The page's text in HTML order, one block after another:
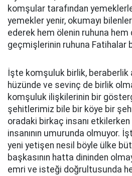
komşular tarafından
yemekler yenir, okumayı
ederek hem ölenin ruhuna hem
geçmişlerinin ruhuna Fatihalar
İşte komşuluk birlik, beraberlik
hüzünde ve sevinç de birlik
komşuluk ilişkilerinin bir
şehitlerimiz bile bir köye bir
oradaki birkaç insanı
insanının umurunda olmuyor.
yeni yetişen nesil böyle ülke
başkasının hatta dininden
emri ve isteği doğrultusunda